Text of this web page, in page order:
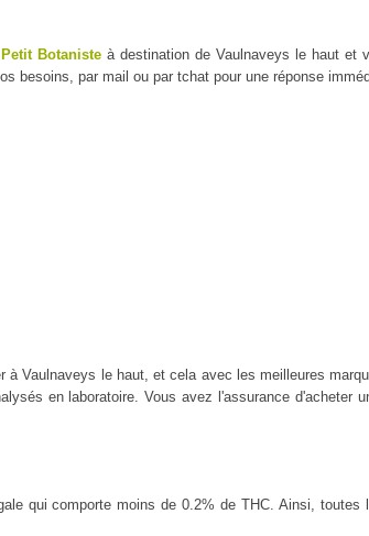
Botanisteà destination de Vaulnaveys le haut et
besoins, par mail ou par tchat pour une réponse
Vaulnaveys le haut, et cela avec les meilleures
en laboratoire. Vous avez l'assurance d'acheter
qui comporte moins de 0.2% de THC. Ainsi, toutes